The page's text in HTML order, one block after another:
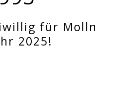
für Molln
2025!